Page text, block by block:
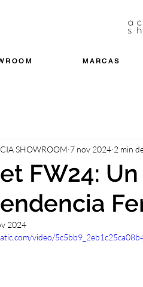
MARCAS
FW24:
SHOWROOM 7 nov 2024 2 min
2024
video/